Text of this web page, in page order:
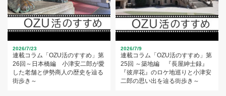
2026/7/23
連載コラム「OZU活のすすめ」第
26回～日本橋編 小津安二郎が愛
した老舗と伊勢商人の歴史を辿る
街歩き～
2026/7/9
連載コラム「OZU活のすすめ」第
25回 ～築地編 『長屋紳士録』
『彼岸花』のロケ地巡りと小津安
二郎の思い出を辿る街歩き～